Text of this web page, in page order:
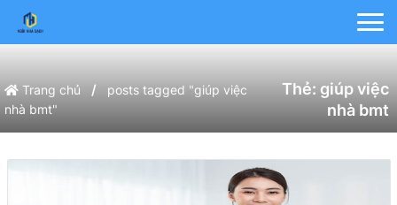
Trang chủ /
posts tagged "giúp việc
nhà bmt"
Thẻ: giúp việc
nhà bmt